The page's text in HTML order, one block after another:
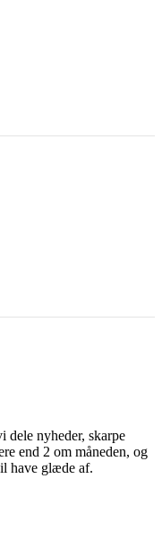
dele nyheder, skarpe
end 2 om måneden, og
have glæde af.